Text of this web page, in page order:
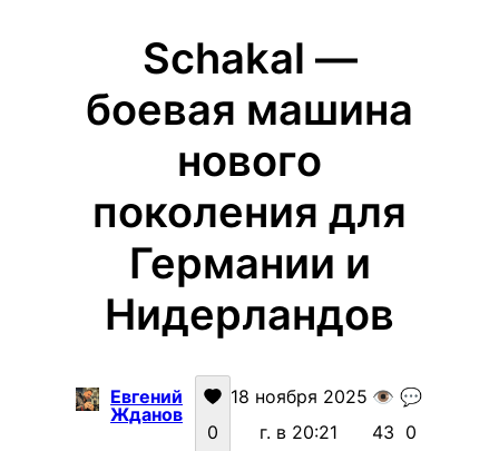
Schakal —
боевая машина
нового
поколения для
Германии и
Нидерландов
Евгений
Жданов
0
18 ноября 2025
г. в 20:21
👁️
43
💬
0